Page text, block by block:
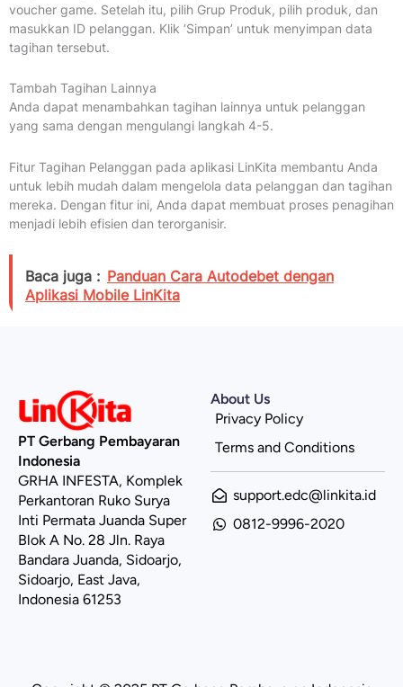
voucher game. Setelah itu, pilih Grup Produk, pilih produk, dan
masukkan ID pelanggan. Klik ‘Simpan’ untuk menyimpan data
tagihan tersebut.
Tambah Tagihan Lainnya
Anda dapat menambahkan tagihan lainnya untuk pelanggan
yang sama dengan mengulangi langkah 4-5.
Fitur Tagihan Pelanggan pada aplikasi LinKita membantu Anda
untuk lebih mudah dalam mengelola data pelanggan dan tagihan
mereka. Dengan fitur ini, Anda dapat membuat proses penagihan
menjadi lebih efisien dan terorganisir.
Baca juga : Panduan Cara Autodebet dengan
Aplikasi Mobile LinKita
PT Gerbang Pembayaran
Indonesia
GRHA INFESTA, Komplek
Perkantoran Ruko Surya
Inti Permata Juanda Super
Blok A No. 28 Jln. Raya
Bandara Juanda, Sidoarjo,
Sidoarjo, East Java,
Indonesia 61253
About Us
Privacy Policy
Terms and Conditions
support.edc@linkita.id
0812-9996-2020